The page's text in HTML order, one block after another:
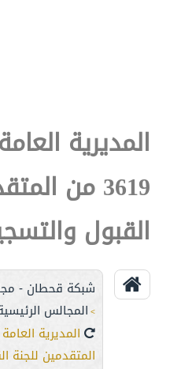
المديرية
3619 من
القبول
شبكة قحطان -
> المجالس
المتقدمين للجنة